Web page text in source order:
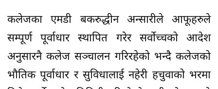
कलेजका एमडी बकरुद्धीन अन्सारीले आफूहरुले
सम्पूर्ण पूर्वाधार स्थापित गरेर सर्वोच्चको आदेश
अनुसारनै कलेज सञ्चालन गरिरहेको भन्दै कलेजको
भौतिक पूर्वाधार र सुविधालाई नहेरी हचुवाको भरमा